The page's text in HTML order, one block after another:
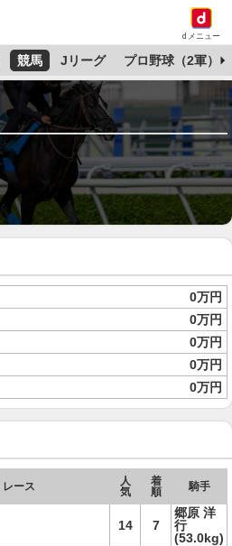
dメニュー
競馬 Jリーグ プロ野球（2軍）
0万円
0万円
0万円
0万円
0万円
レース
人
気
着
順
騎手
14 7
郷原 洋
行
(53.0kg)